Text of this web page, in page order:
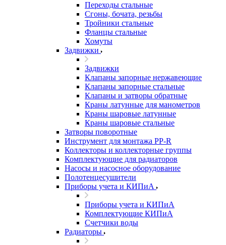
Переходы стальные
Сгоны, бочата, резьбы
Тройники стальные
Фланцы стальные
Хомуты
Задвижки
Задвижки
Клапаны запорные нержавеющие
Клапаны запорные стальные
Клапаны и затворы обратные
Краны латунные для манометров
Краны шаровые латунные
Краны шаровые стальные
Затворы поворотные
Инструмент для монтажа PP-R
Коллекторы и коллекторные группы
Комплектующие для радиаторов
Насосы и насосное оборудование
Полотенцесушители
Приборы учета и КИПиА
Приборы учета и КИПиА
Комплектующие КИПиА
Счетчики воды
Радиаторы